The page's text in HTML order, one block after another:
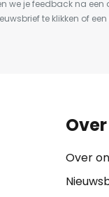
we je feedback na
te klikken of
Over